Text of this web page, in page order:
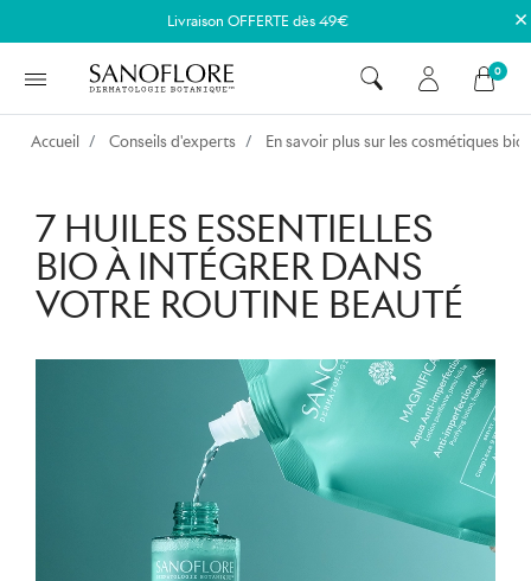
Livraison OFFERTE dès 49€ ×
0
Accueil Conseils d'experts En savoir plus sur les cosmétiques bio
7 HUILES ESSENTIELLES
BIO À INTÉGRER DANS
VOTRE ROUTINE BEAUTÉ